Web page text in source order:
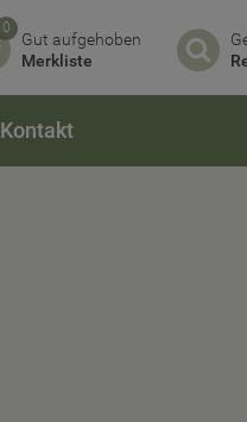
0
Gut aufgehoben
Merkliste
Kontakt